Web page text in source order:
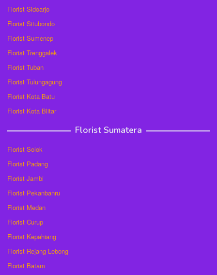
Florist Sidoarjo
Florist Situbondo
Florist Sumenep
Florist Trenggalek
Florist Tuban
Florist Tulungagung
Florist Kota Batu
Florist Kota Blitar
Florist Sumatera
Florist Solok
Florist Padang
Florist Jambi
Florist Pekanbanru
Florist Medan
Florist Curup
Florist Kepahiang
Florist Rejang Lebong
Florist Batam